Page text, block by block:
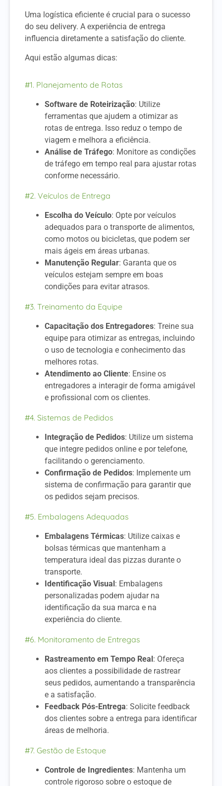
Uma logística eficiente é crucial para o sucesso
do seu delivery. A experiência de entrega
influencia diretamente a satisfação do cliente.
Aqui estão algumas dicas:
#1. Planejamento de Rotas
Software de Roteirização: Utilize
ferramentas que ajudem a otimizar as
rotas de entrega. Isso reduz o tempo de
viagem e melhora a eficiência.
Análise de Tráfego: Monitore as condições
de tráfego em tempo real para ajustar rotas
conforme necessário.
#2. Veículos de Entrega
Escolha do Veículo: Opte por veículos
adequados para o transporte de alimentos,
como motos ou bicicletas, que podem ser
mais ágeis em áreas urbanas.
Manutenção Regular: Garanta que os
veículos estejam sempre em boas
condições para evitar atrasos.
#3. Treinamento da Equipe
Capacitação dos Entregadores: Treine sua
equipe para otimizar as entregas, incluindo
o uso de tecnologia e conhecimento das
melhores rotas.
Atendimento ao Cliente: Ensine os
entregadores a interagir de forma amigável
e profissional com os clientes.
#4. Sistemas de Pedidos
Integração de Pedidos: Utilize um sistema
que integre pedidos online e por telefone,
facilitando o gerenciamento.
Confirmação de Pedidos: Implemente um
sistema de confirmação para garantir que
os pedidos sejam precisos.
#5. Embalagens Adequadas
Embalagens Térmicas: Utilize caixas e
bolsas térmicas que mantenham a
temperatura ideal das pizzas durante o
transporte.
Identificação Visual: Embalagens
personalizadas podem ajudar na
identificação da sua marca e na
experiência do cliente.
#6. Monitoramento de Entregas
Rastreamento em Tempo Real: Ofereça
aos clientes a possibilidade de rastrear
seus pedidos, aumentando a transparência
e a satisfação.
Feedback Pós-Entrega: Solicite feedback
dos clientes sobre a entrega para identificar
áreas de melhoria.
#7. Gestão de Estoque
Controle de Ingredientes: Mantenha um
controle rigoroso sobre o estoque de